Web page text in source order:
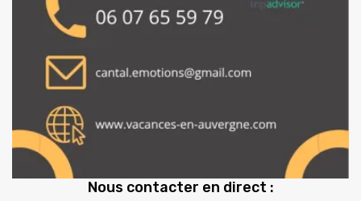
Nous contacter en direct :